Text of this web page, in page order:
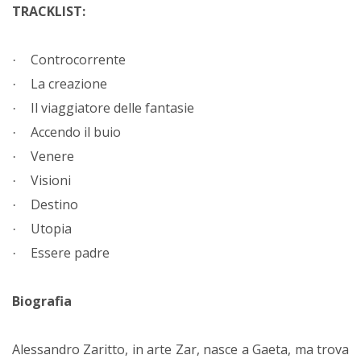
TRACKLIST:
· Controcorrente
· La creazione
· Il viaggiatore delle fantasie
· Accendo il buio
· Venere
· Visioni
· Destino
· Utopia
· Essere padre
Biografia
Alessandro Zaritto, in arte Zar, nasce a Gaeta, ma trova